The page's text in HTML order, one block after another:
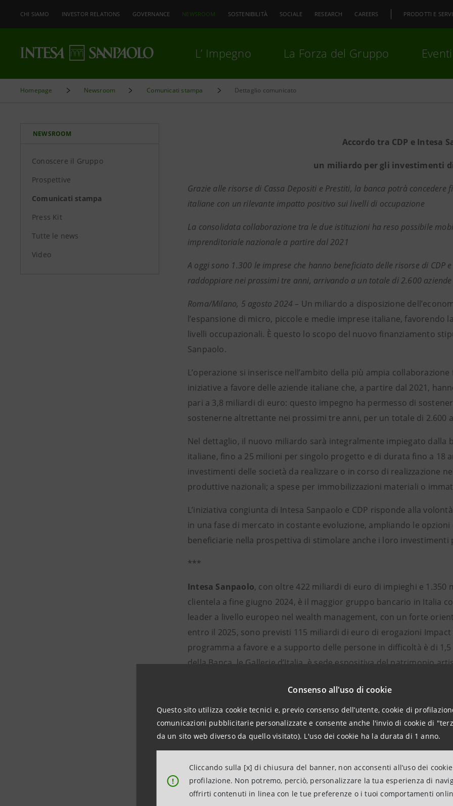
Consenso all'uso di cookie
Questo sito utilizza cookie tecnici e, previo consenso dell’utente, cookie di
comunicazioni pubblicitarie personalizzate e consente anche l'invio di cookie di
da un sito web diverso da quello visitato). L'uso dei cookie ha la durata di 1 anno.
!
Cliccando sulla [x] di chiusura del banner, non acconsenti all’uso dei
profilazione. Non potremo, perciò, personalizzare la tua esperienza di
offrirti contenuti in linea con le tue preferenze o i tuoi comportamenti
CHI SIAMO INVESTOR RELATIONS GOVERNANCE NEWSROOM SOSTENIBILITÀ SOCIALE RESEARCH CAREERS PRODOTTI E
L’ Impegno La Forza del Gruppo
Homepage Newsroom Comunicati stampa Dettaglio comunicato
NEWSROOM
Conoscere il Gruppo
Prospettive
Comunicati stampa
Press Kit
Tutte le news
Video
Accordo tra CDP e Intesa
un miliardo per gli investimenti
Grazie alle risorse di Cassa Depositi e Prestiti, la banca potrà
italiane con un rilevante impatto positivo sui livelli di occupazione
La consolidata collaborazione tra le due istituzioni ha reso possibile
imprenditoriale nazionale a partire dal 2021
A oggi sono 1.300 le imprese che hanno beneficiato delle risorse di CDP
raddoppiare nei prossimi tre anni, arrivando a un totale di 2.600 aziende
Roma/Milano, 5 agosto 2024 – Un miliardo a disposizione
l’espansione di micro, piccole e medie imprese italiane,
livelli occupazionali. È questo lo scopo del nuovo finanziamento
Sanpaolo.
L’operazione si inserisce nell’ambito della più ampia
iniziative a favore delle aziende italiane che, a partire dal 2021,
pari a 3,8 miliardi di euro: questo impegno ha permesso di
sostenerne altrettante nei prossimi tre anni, per un totale di 2.600
Nel dettaglio, il nuovo miliardo sarà integralmente impiegato dalla
italiane, fino a 25 milioni per singolo progetto e di durata fino a 18
investimenti delle società da realizzare o in corso di realizzazione
produttive nazionali; a spese per immobilizzazioni materiali o
L’iniziativa congiunta di Intesa Sanpaolo e CDP risponde alla
in una fase di mercato in costante evoluzione, ampliando le
beneficiarie nella prospettiva di stimolare anche i loro
***
Intesa Sanpaolo, con oltre 422 miliardi di euro di impieghi e
clientela a fine giugno 2024, è il maggior gruppo bancario in Italia
leader a livello europeo nel wealth management, con un forte
entro il 2025, sono previsti 115 miliardi di euro di erogazioni
programma a favore e a supporto delle persone in difficoltà è di
della Banca, le Gallerie d’Italia, è sede espositiva del patrimonio
linkedin.com/company/intesa-sanpaolo
Cassa Depositi e Prestitiè l’Istituto Nazionale di Promozione che
attività è impegnata ad accelerare lo sviluppo industriale e
crescita economica e sociale. CDP pone al centro della propria
crescita e all’innovazione, anche internazionale, delle imprese
e attività di advisory, per la realizzazione delle infrastrutture e per